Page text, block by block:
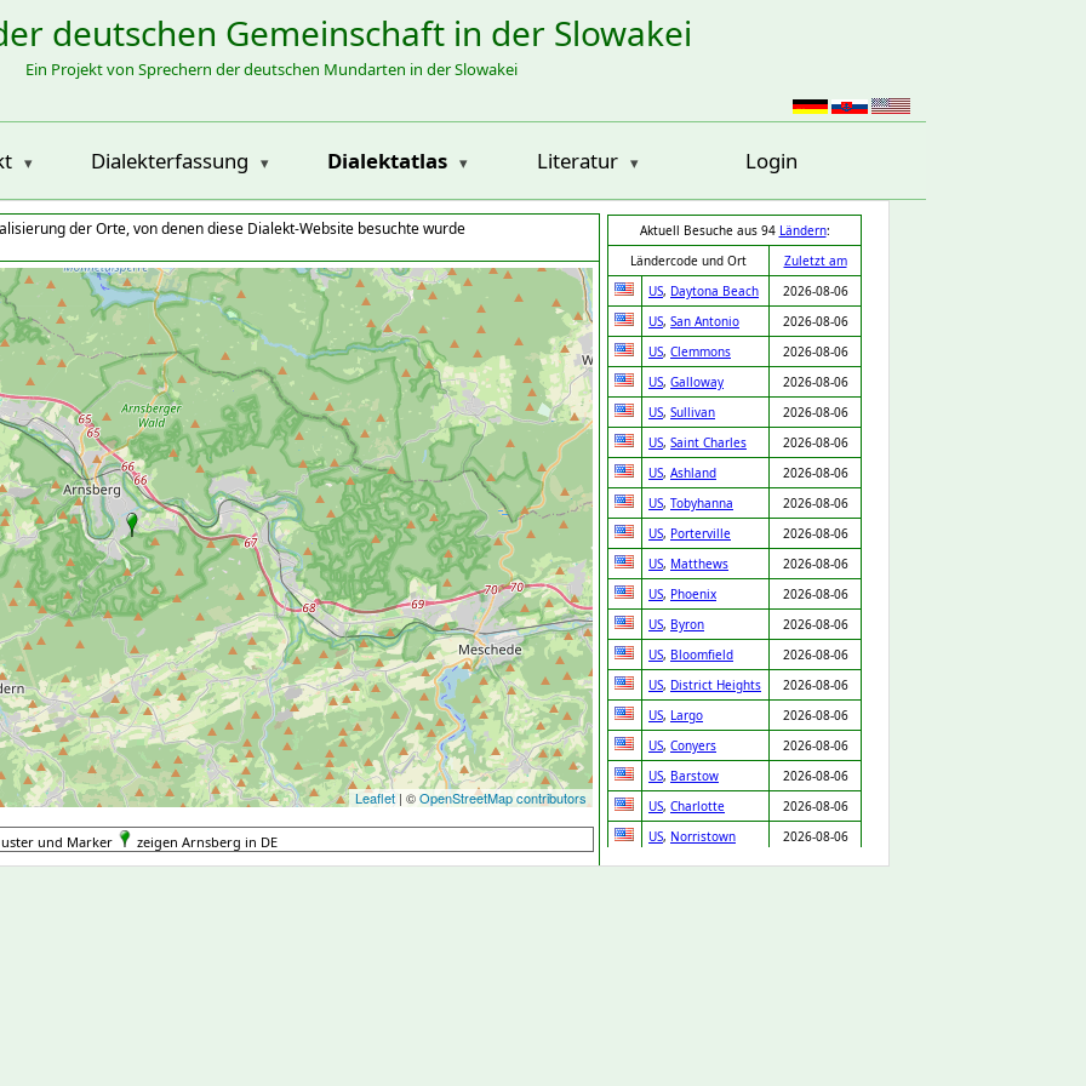
deutschen Gemeinschaft in der Slowakei
Ein Projekt von Sprechern der deutschen Mundarten in der Slowakei
Dialekterfassung Dialektatlas Literatur Login
der Orte, von denen diese Dialekt-Website besuchte wurde
Leaflet | ©OpenStreetMap contributors
Aktuell Besuche aus 94 Ländern:
Ländercode und Ort
Zuletzt am
US, Daytona Beach
2026-08-06
US, San Antonio
2026-08-06
US, Clemmons
2026-08-06
US, Galloway
2026-08-06
US, Sullivan
2026-08-06
US, Saint Charles
2026-08-06
US, Ashland
2026-08-06
US, Tobyhanna
2026-08-06
US, Porterville
2026-08-06
US, Matthews
2026-08-06
US, Phoenix
2026-08-06
US, Byron
2026-08-06
US, Bloomfield
2026-08-06
US, District Heights
2026-08-06
US, Largo
2026-08-06
US, Conyers
2026-08-06
US, Barstow
2026-08-06
US, Charlotte
2026-08-06
US, Norristown
2026-08-06
US,Morristown
2026-08-06
und Marker zeigen Arnsberg in DE